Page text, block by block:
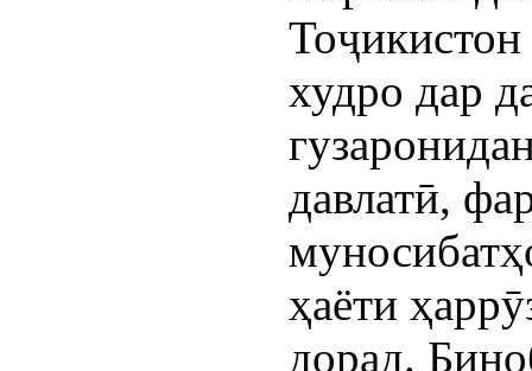
худро дар
давлатӣ,
ҳаёти
дорад.